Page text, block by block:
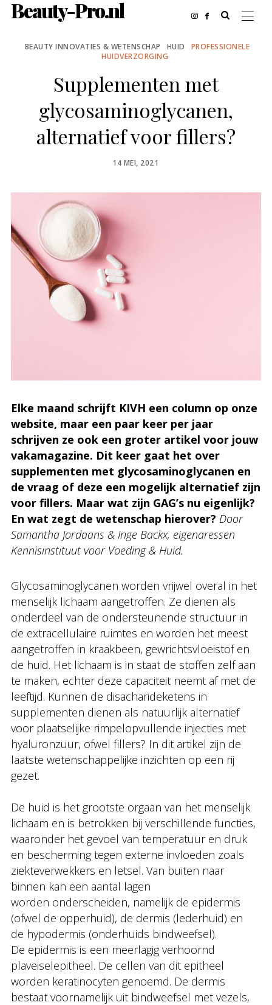
Beauty-Pro.nl
BEAUTY INNOVATIES & WETENSCHAP HUID
PROFESSIONELE
HUIDVERZORGING
Supplementen met
glycosaminoglycanen,
alternatief voor fillers?
POSTED
14 MEI, 2021
Elke maand schrijft KIVH een column op onze
website, maar een paar keer per jaar
schrijven ze ook een groter artikel voor jouw
vakamagazine. Dit keer gaat het over
supplementen met glycosaminoglycanen en
de vraag of deze een mogelijk alternatief zijn
voor fillers. Maar wat zijn GAG’s nu eigenlijk?
En wat zegt de wetenschap hierover? Door
Samantha Jordaans & Inge Backx, eigenaressen
Kennisinstituut voor Voeding & Huid.
Glycosaminoglycanen worden vrijwel overal in het
menselijk lichaam aangetroffen. Ze dienen als
onderdeel van de ondersteunende structuur in
de extracellulaire ruimtes en worden het meest
aangetroffen in kraakbeen, gewrichtsvloeistof en
de huid. Het lichaam is in staat de stoffen zelf aan
te maken, echter deze capaciteit neemt af met de
leeftijd. Kunnen de disacharideketens in
supplementen dienen als natuurlijk alternatief
voor plaatselijke rimpelopvullende injecties met
hyaluronzuur, ofwel fillers? In dit artikel zijn de
laatste wetenschappelijke inzichten op een rij
gezet.
De huid is het grootste orgaan van het menselijk
lichaam en is betrokken bij verschillende functies,
waaronder het gevoel van temperatuur en druk
en bescherming tegen externe invloeden zoals
ziekteverwekkers en letsel. Van buiten naar
binnen kan een aantal lagen
worden onderscheiden, namelijk de epidermis
(ofwel de opperhuid), de dermis (lederhuid) en
de hypodermis (onderhuids bindweefsel).
De epidermis is een meerlagig verhoornd
plaveiselepitheel. De cellen van dit epitheel
worden keratinocyten genoemd. De dermis
bestaat voornamelijk uit bindweefsel met vezels,